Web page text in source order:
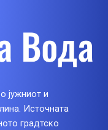
јужниот и
Источната
градтско